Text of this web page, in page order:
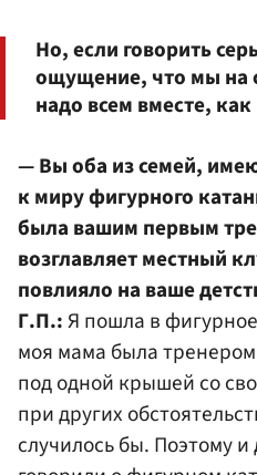
Но, если говорить
ощущение, что мы на
надо всем вместе,
— Вы оба из семей,
к миру фигурного
была вашим первым
возглавляет местный
повлияло на ваше
Г.П.:Я пошла в
моя мама была
под одной крышей со
при других
случилось бы. Поэтому